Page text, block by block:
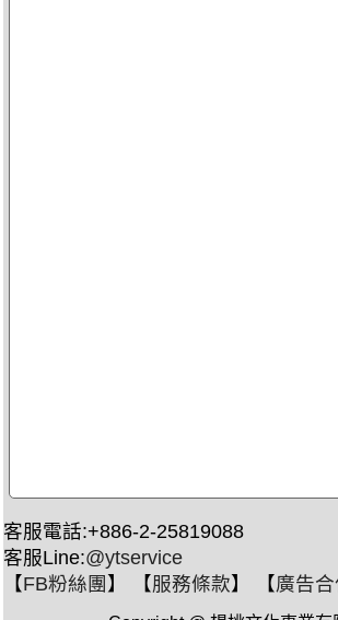
客服電話:+886-2-25819088
客服Line:@ytservice
【FB粉絲團 】 【服務條款】 【廣告合